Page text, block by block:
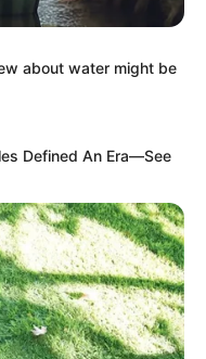
Εύβοια
αγαπημένο
και είναι 1
ή όχι;
στοGoogle
about water might be
Defined An Era—See